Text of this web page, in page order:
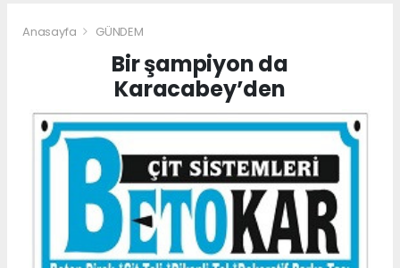
Anasayfa GÜNDEM
Bir şampiyon da
Karacabey’den